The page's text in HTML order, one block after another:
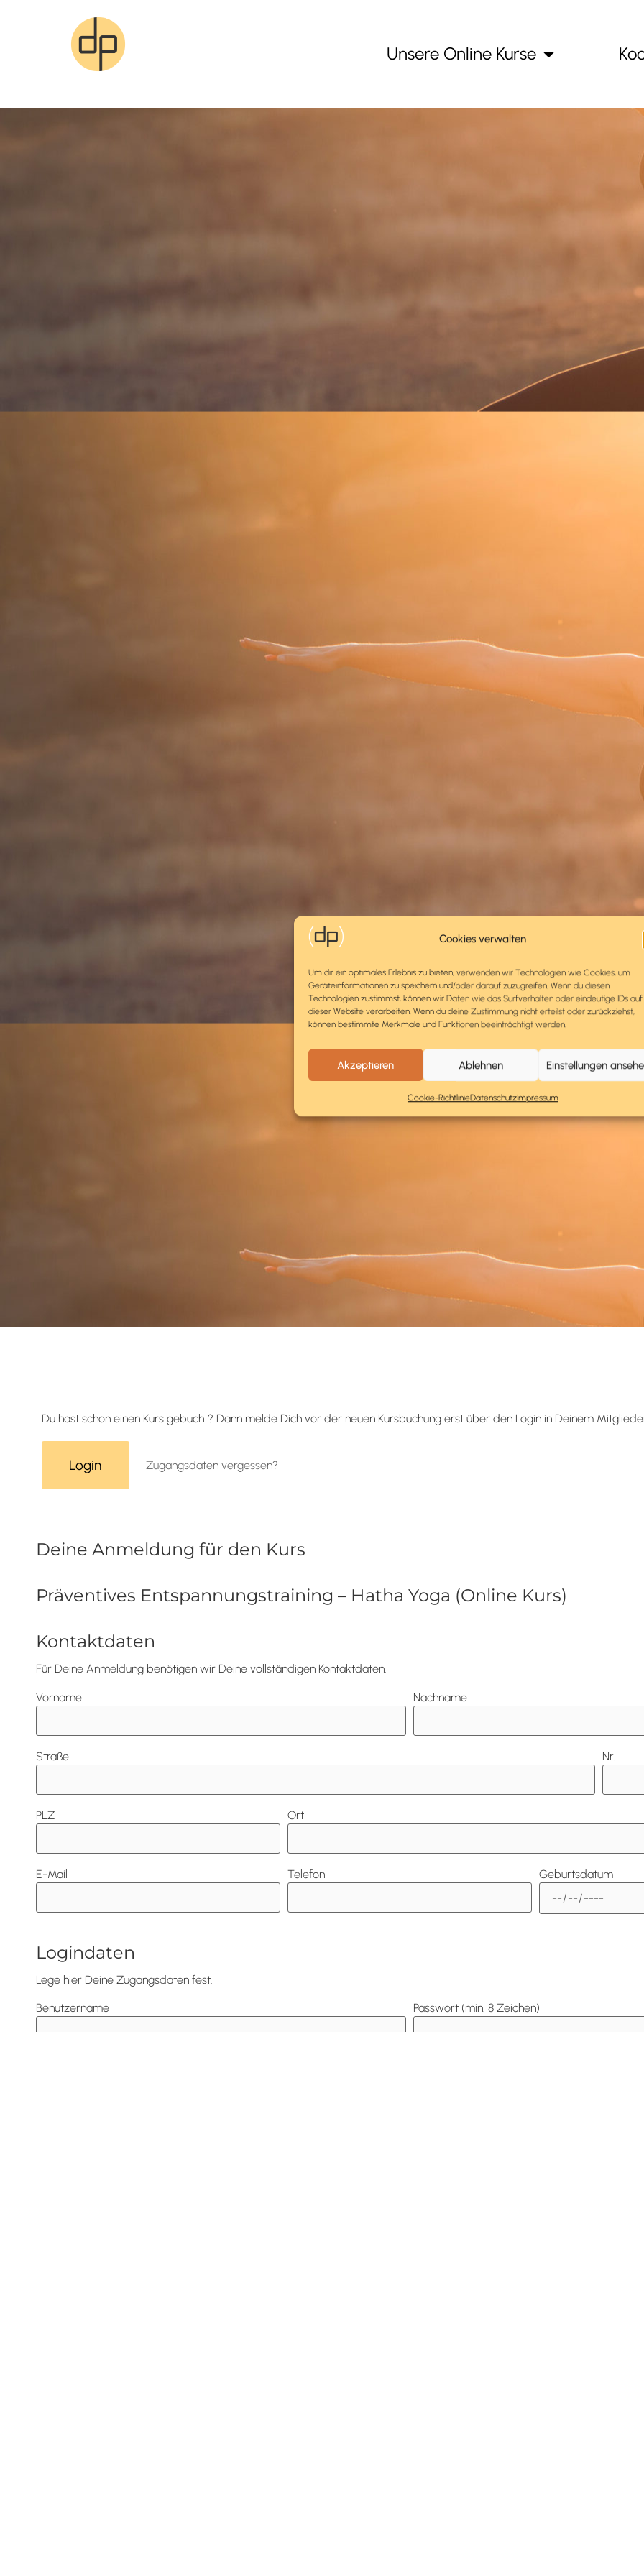
Cookies verwalten
Um dir ein optimales Erlebnis zu bieten, verwenden wir Technologien wie Cookies, um
Geräteinformationen zu speichern und/oder darauf zuzugreifen. Wenn du diesen
Technologien zustimmst, können wir Daten wie das Surfverhalten oder eindeutige IDs auf
dieser Website verarbeiten. Wenn du deine Zustimmung nicht erteilst oder zurückziehst,
können bestimmte Merkmale und Funktionen beeinträchtigt werden.
Akzeptieren Ablehnen Einstellungen
Cookie-RichtlinieDatenschutzImpressum
Unsere Online Kurse
Du hast schon einen Kurs gebucht? Dann melde Dich vor der neuen Kursbuchung erst über den Login in Deinem
Login Zugangsdaten vergessen?
Deine Anmeldung für den Kurs
Präventives Entspannungstraining – Hatha Yoga (Online Kurs)
Kontaktdaten
Für Deine Anmeldung benötigen wir Deine vollständigen Kontaktdaten.
Vorname Nachname
Straße Nr.
PLZ Ort
E-Mail Telefon Geburtsdatum
Logindaten
Lege hier Deine Zugangsdaten fest.
Benutzername Passwort (min. 8 Zeichen)